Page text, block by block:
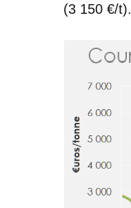
(3 150 €/t).